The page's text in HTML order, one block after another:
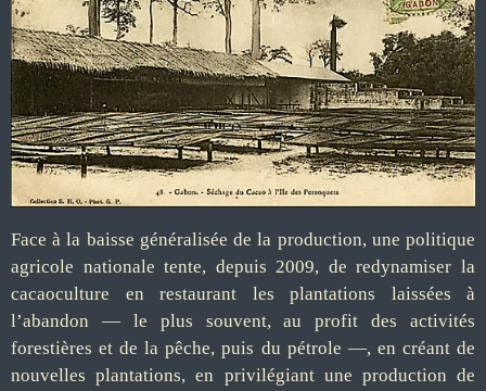
Face à la baisse généralisée de la production, une politique
agricole nationale tente, depuis 2009, de redynamiser la
cacaoculture en restaurant les plantations laissées à
l’abandon — le plus souvent, au profit des activités
forestières et de la pêche, puis du pétrole —, en créant de
nouvelles plantations, en privilégiant une production de